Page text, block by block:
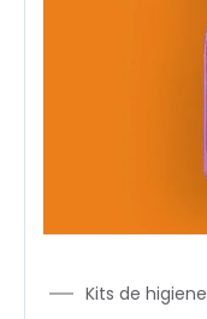
Kits de higiene